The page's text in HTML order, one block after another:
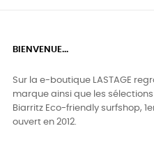
BIENVENUE...
Sur la e-boutique LASTAGE
marque ainsi que les sélections
Biarritz Eco-friendly surfshop,
ouvert en 2012.